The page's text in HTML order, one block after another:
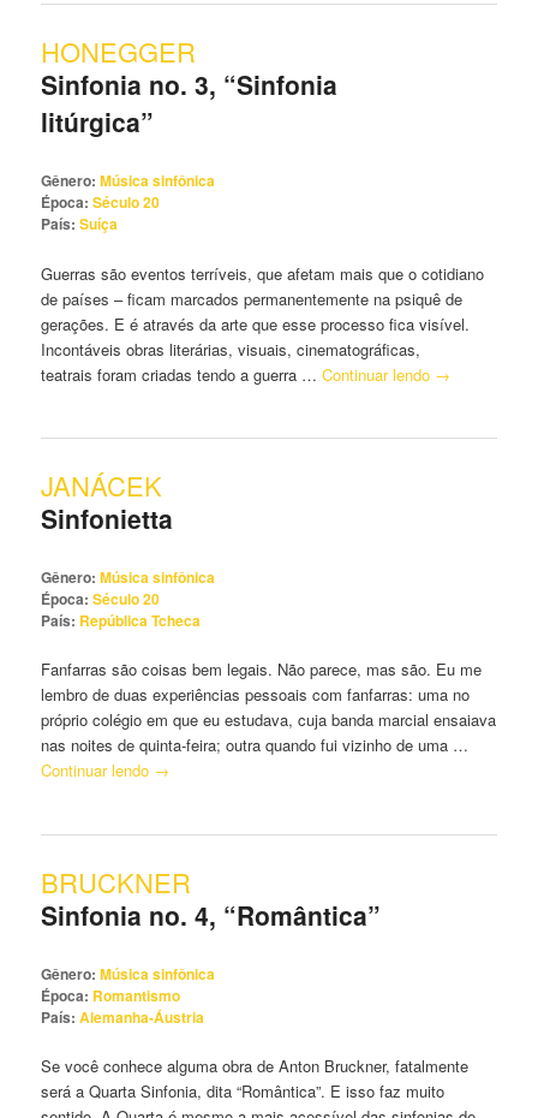
HONEGGER
Sinfonia no. 3, “Sinfonia
litúrgica”
Gênero: Música sinfônica
Época: Século 20
País: Suíça
Guerras são eventos terríveis, que afetam mais que o cotidiano
de países – ficam marcados permanentemente na psiquê de
gerações. E é através da arte que esse processo fica visível.
Incontáveis obras literárias, visuais, cinematográficas,
teatrais foram criadas tendo a guerra …Continuar lendo →
JANÁCEK
Sinfonietta
Gênero: Música sinfônica
Época: Século 20
País: República Tcheca
Fanfarras são coisas bem legais. Não parece, mas são. Eu me
lembro de duas experiências pessoais com fanfarras: uma no
próprio colégio em que eu estudava, cuja banda marcial ensaiava
nas noites de quinta-feira; outra quando fui vizinho de uma …
Continuar lendo →
BRUCKNER
Sinfonia no. 4, “Romântica”
Gênero: Música sinfônica
Época: Romantismo
País: Alemanha-Áustria
Se você conhece alguma obra de Anton Bruckner, fatalmente
será a Quarta Sinfonia, dita “Romântica”. E isso faz muito